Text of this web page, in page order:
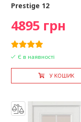
Prestige 12
4895 грн
Є в наявності
У КОШИК